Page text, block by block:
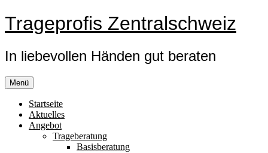
Zum
Inhalt
Trageprofis Zentralschweiz
In liebevollen Händen gut beraten
Menü
Startseite
Aktuelles
Angebot
Trageberatung
Basisberatung